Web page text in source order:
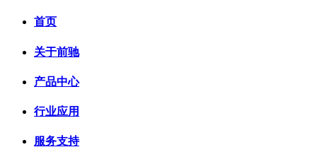
首页
关于前驰
产品中心
行业应用
服务支持